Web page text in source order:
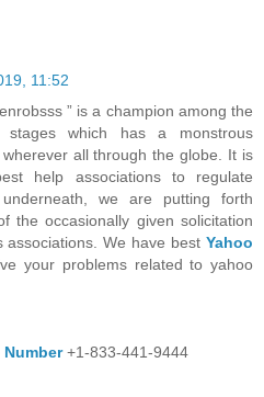
11:52
” is a champion among the
stages which has a monstrous
all through the globe. It is
help associations to regulate
we are putting forth
the occasionally given solicitation
associations. We have best Yahoo
your problems related to yahoo
+1-833-441-9444